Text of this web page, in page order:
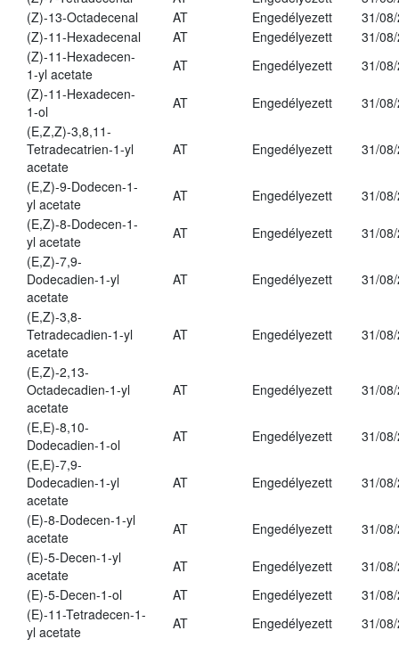
(Z)-13-Octadecenal
AT Engedélyezett
31/
(Z)-11-Hexadecenal
AT Engedélyezett
31/
(Z)-11-Hexadecen-
1-yl acetate
AT Engedélyezett
31/
(Z)-11-Hexadecen-
1-ol
AT Engedélyezett
31/
(E,Z,Z)-3,8,11-
Tetradecatrien-1-yl
acetate
AT Engedélyezett 31/
(E,Z)-9-Dodecen-1-
yl acetate
AT Engedélyezett
31/
(E,Z)-8-Dodecen-1-
yl acetate
AT Engedélyezett
31/
(E,Z)-7,9-
Dodecadien-1-yl
acetate
AT Engedélyezett 31/
(E,Z)-3,8-
Tetradecadien-1-yl
acetate
AT Engedélyezett 31/
(E,Z)-2,13-
Octadecadien-1-yl
acetate
AT Engedélyezett 31/
(E,E)-8,10-
Dodecadien-1-ol
AT Engedélyezett
31/
(E,E)-7,9-
Dodecadien-1-yl
acetate
AT Engedélyezett 31/
(E)-8-Dodecen-1-yl
acetate
AT Engedélyezett
31/
(E)-5-Decen-1-yl
acetate
AT Engedélyezett
31/
(E)-5-Decen-1-ol
AT Engedélyezett
31/
(E)-11-Tetradecen-1-
yl acetate
AT Engedélyezett 31/